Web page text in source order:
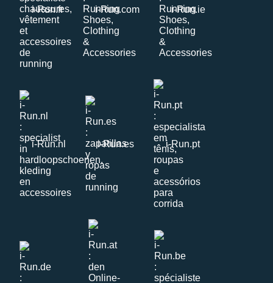
i-Run.fr i-Run.com i-Run.ie
i-Run.nl i-Run.es i-Run.pt